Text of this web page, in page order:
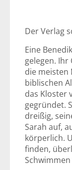
Der Verlag
Eine
gelegen.
die meisten
biblischen
das Kloster
gegründet.
dreißig,
Sarah auf,
körperlich.
finden,